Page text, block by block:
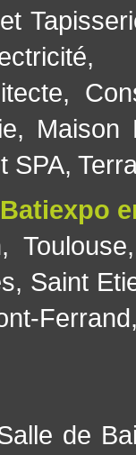
,
, Maison
SPA,
, Toulouse
, Saint
Ferrand
de